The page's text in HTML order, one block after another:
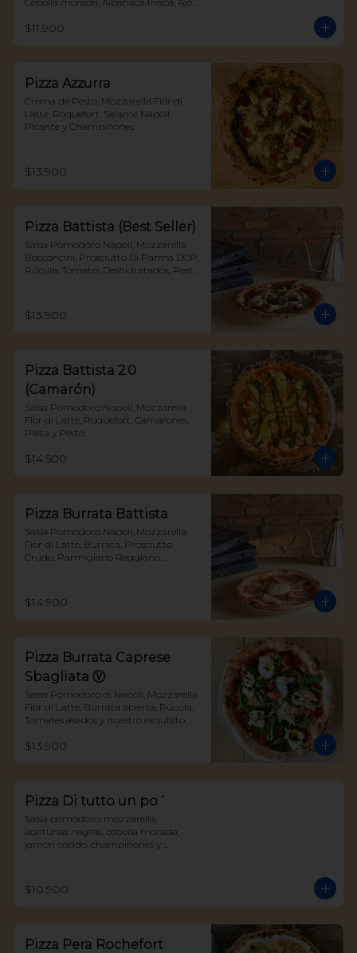
$11.900
Pizza Azzurra
Crema de Pesto, Mozzarella Fior di
Latte, Roquefort, Salame Napoli
Picante y Champiñones
$13.900
Pizza Battista (Best Seller)
Salsa Pomodoro Napoli, Mozzarella
Bocconcini, Prosciutto Di Parma DOP,
Rúcula, Tomates Deshidratados, Pesto
$13.900
Pizza Battista 2.0
(Camarón)
Salsa Pomodoro Napoli, Mozzarella
Fior di Latte, Roquefort, Camarones,
Palta y Pesto
$14.500
Pizza Burrata Battista
Salsa Pomodoro Napoli, Mozzarella
Fior di Latte, Burrata, Prosciutto
Crudo, Parmigiano Reggiano,
$14.900
Pizza Burrata Caprese
Sbagliata Ⓥ
Salsa Pomodoro di Napoli, Mozzarella
Fior di Latte, Burrata abierta, Rúcula,
Tomates asados y nuestro exquisito
$13.900
Pizza Di tutto un po´
Salsa pomodoro, mozzarella,
aceitunas negras, cebolla morada,
jamon cocido, champiñones y
$10.900
Pizza Pera Rochefort